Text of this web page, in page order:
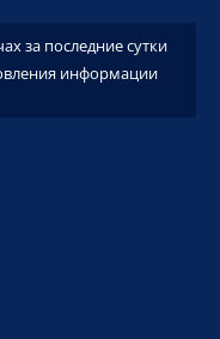
за последние сутки
информации